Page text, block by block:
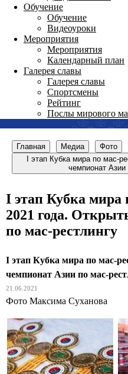
Обучение
Обучение
Видеоуроки
Мероприятия
Мероприятия
Календарный план
Галерея славы
Галерея славы
Спортсмены
Рейтинг
Послы мирового
Главная Медиа
Фото
I этап Кубка мира по мас-
чемпионат Азии
I этап Кубка мира
2021 года.
по мас-рестлингу
I этап Кубка мира по мас-
чемпионат Азии по мас-
21.06.2021
Фото Максима Суханова